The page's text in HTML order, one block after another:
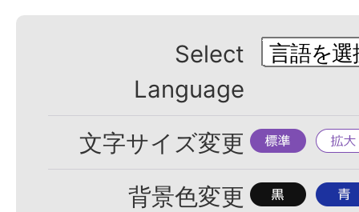
Select
Language
文字サイズ変更 標
準
拡
大
背景色変更 背
背